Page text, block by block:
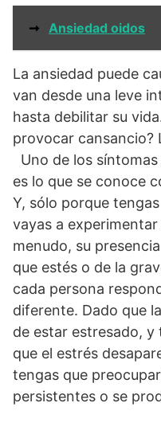
➞ Ansiedad oidos
La ansiedad puede
van desde una leve
hasta debilitar su
provocar cansancio?
Uno de los
es lo que se conoce
Y, sólo porque
vayas a
menudo, su
que estés o de la
cada persona
diferente. Dado que
de estar estresado, y
que el estrés
tengas que
persistentes o se